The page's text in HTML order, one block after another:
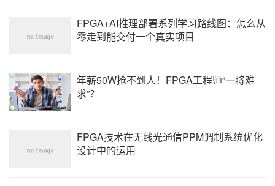
2021年10月，合见工软就推出了国内首款自主自研的商用级数字仿
真器，正式打破了国际EDA高端仿真工具的垄断，对EDA国产化意义
了国内头部客户的认可，积累了丰富的行业经验。
在数字验证EDA方面，合见现可提供高性能自主可控的国产数字验
证EDA全流程工具，全面覆盖从早期虚拟架构设计建模、中期硬件
合见工软国产数字验证EDA全流程工具
FPGA+AI推理部署系列学习路线图：怎么从
零走到能交付一个真实项目
年薪50W抢不到人！FPGA工程师“一将难
求”？
FPGA技术在无线光通信PPM调制系统优化
设计中的运用